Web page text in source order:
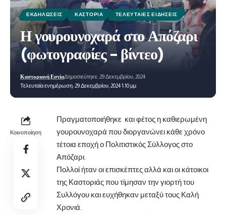
ΕΚΔΗΛΏΣΕΙΣ ΚΑΣΤΟΡΙΆ ΤΕΛΕΥΤΑΊΕΣ ΕΙΔΉΣΕΙΣ
Η γουρουνοχαρά στο Απόζαρι
(φωτογραφίες – βίντεο)
Τελευταία ενημέρωση: 29 Δεκεμβρίου, 2024 1:10 μμ
Καστοριανή ΕστίαΔημοσιεύτηκε: 29 Δεκεμβρίου, 2024
Κοινοποίηση
Πραγματοποιήθηκε και φέτος η καθιερωμένη
γουρουνοχαρά που διοργανώνει κάθε χρόνο
τέτοια εποχή ο Πολιτιστικός Σύλλογος στο
Απόζαρι.
Πολλοί ήταν οι επισκέπτες αλλά και οι κάτοικοι
της Καστοριάς που τίμησαν την γιορτή του
Συλλόγου και ευχήθηκαν μεταξύ τους Καλή
Χρονιά.